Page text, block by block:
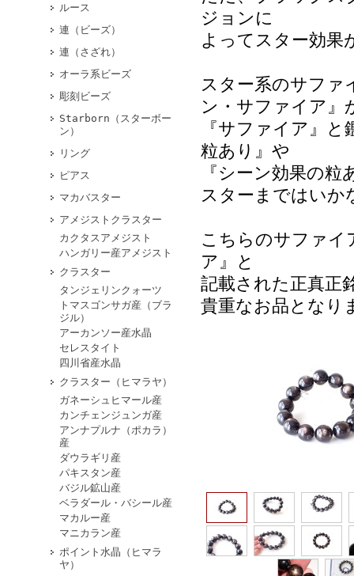
ルース
連（ビーズ）
連（さざれ）
オーラ系ビーズ
彫刻ビーズ
Starborn（スターボー
ン）
リング
ピアス
マカバスター
アメジストクラスター
カクタスアメジスト
ハンガリー産アメジスト
クラスター
タンジェリンクォーツ
トマスゴンサガ産（ブラ
ジル）
アーカンソー産水晶
セレスタイト
四川省産水晶
クラスター（ヒマラヤ）
ガネーシュヒマール産
カンチェンジュンガ産
アンナプルナ（ポカラ）
産
ダウラギリ産
パキスタン産
バジル鉱山産
ベラダール・バシール産
マカルー産
マニカラン産
ポイント水晶（ヒマラ
ヤ）
ジョンに
よってスター効果
スター系のサファ
ン・サファイア』
『サファイア』
粒あり』や
『シーン効果の
スターまではいか
こちらのサファイ
ア』と
記載された正真正
貴重なお品となり